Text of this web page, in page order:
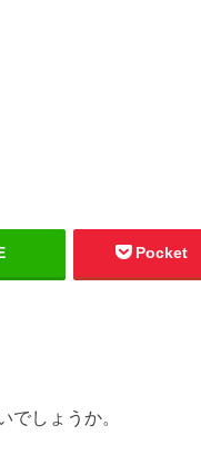
Pocket
しょうか。